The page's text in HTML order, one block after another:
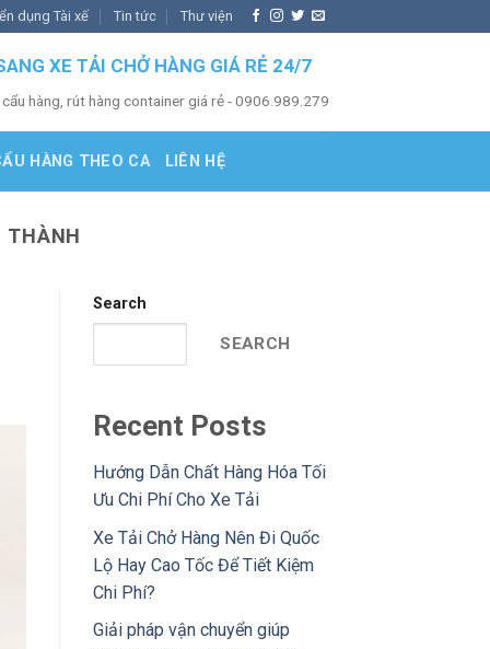
dụng Tài xế Tin tức Thư viện
XE TẢI CHỞ HÀNG GIÁ RẺ 24/7
hàng, rút hàng container giá rẻ - 0906.989.279
HÀNG THEO CA LIÊN HỆ
THÀNH
Search
SEARCH
Recent Posts
Hướng Dẫn Chất Hàng Hóa Tối
Ưu Chi Phí Cho Xe Tải
Xe Tải Chở Hàng Nên Đi Quốc
Lộ Hay Cao Tốc Để Tiết Kiệm
Chi Phí?
Giải pháp vận chuyển giúp